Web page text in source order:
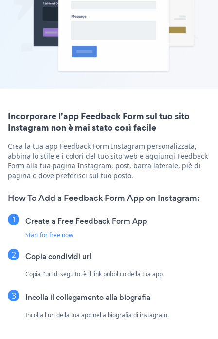
Incorporare l'app Feedback Form sul tuo sito
Instagram non è mai stato così facile
Crea la tua app Feedback Form Instagram personalizzata,
abbina lo stile e i colori del tuo sito web e aggiungi Feedback
Form alla tua pagina Instagram, post, barra laterale, piè di
pagina o dove preferisci sul tuo posto.
How To Add a Feedback Form App on Instagram:
Create a Free Feedback Form App
Start for free now
Copia condividi url
Copia l'url di seguito. è il link pubblico della tua app.
Incolla il collegamento alla biografia
Incolla l'url della tua app nella biografia di instagram.